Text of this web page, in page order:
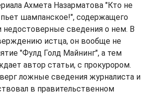
Ахмета Назарматова "Кто не
шампанское!", содержащего
недостоверные сведения о нем. В
истца, он вообще не
"Фулд Голд Майнинг", а тем
автор статьи, с прокурором.
ложные сведения журналиста и
в правительственном